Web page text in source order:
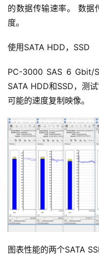
的数据传输速率。 数据
度。
使用SATA HDD，SSD
PC-3000 SAS 6 Gbit/
SATA HDD和SSD，测
可能的速度复制映像。
图表性能的两个SATA